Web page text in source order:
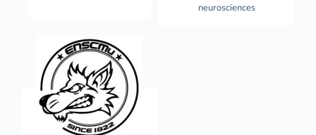
neurosciences